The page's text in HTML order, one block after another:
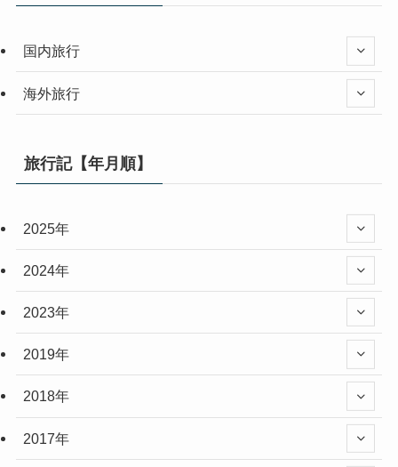
国内旅行
海外旅行
旅行記【年月順】
2025年
2024年
2023年
2019年
2018年
2017年